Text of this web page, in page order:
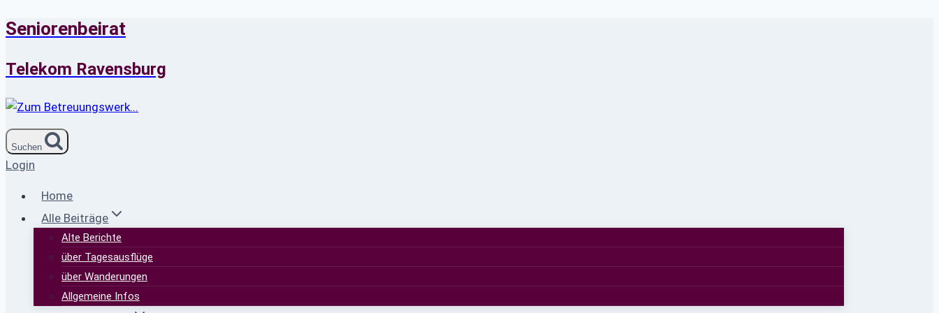
Zum
springen
Seniorenbeirat
Telekom Ravensburg
Suchen
Login
Home
Alle Beiträge
Alte Berichte
über Tagesausflüge
über Wanderungen
Allgemeine Infos